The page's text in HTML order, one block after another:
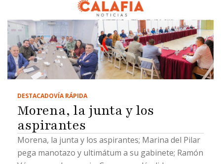
DESTACADOVÍA RÁPIDA
Morena, la junta y los
aspirantes
Morena, la junta y los aspirantes; Marina del Pilar
pega manotazo y ultimátum a su gabinete; Ramón